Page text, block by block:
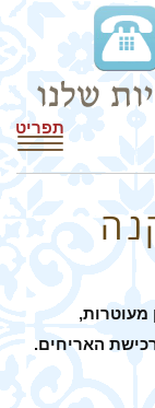
תפריט
מעוטרות,
האריחים.